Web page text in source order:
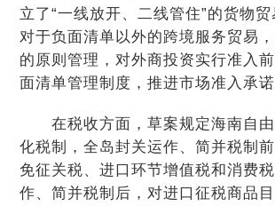
立了“一线放开、二线管住”的货物贸
对于负面清单以外的跨境服务贸易
的原则管理，对外商投资实行准入
面清单管理制度，推进市场准入承诺
在税收方面，草案规定海南自由
化税制，全岛封关运作、简并税制
免征关税、进口环节增值税和消费
作、简并税制后，对进口征税商品